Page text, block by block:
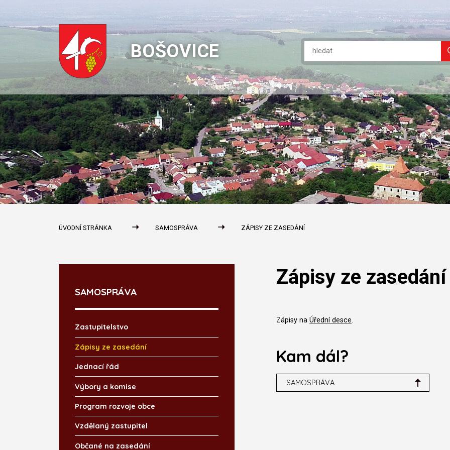
BOŠOVICE
ÚVODNÍ STRÁNKA SAMOSPRÁVA ZÁPISY ZE ZASEDÁNÍ
Zápisy ze zasedání
Zápisy naÚřední desce.
Kam dál?
SAMOSPRÁVA
SAMOSPRÁVA
Zastupitelstvo
Zápisy ze zasedání
Jednací řád
Výbory a komise
Program rozvoje obce
Vzdělaný zastupitel
Občané na zasedání